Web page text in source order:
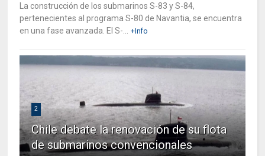
La construcción de los submarinos S-83 y S-84,
pertenecientes al programa S-80 de Navantia, se encuentra
en una fase avanzada. El S-...
+Info
2
Chile debate la renovación de su flota
de submarinos convencionales